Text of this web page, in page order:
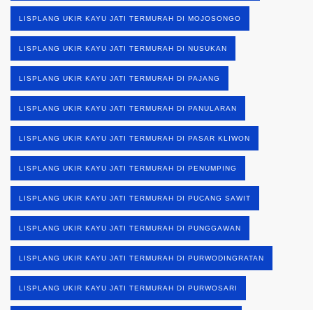
LISPLANG UKIR KAYU JATI TERMURAH DI MOJOSONGO
LISPLANG UKIR KAYU JATI TERMURAH DI NUSUKAN
LISPLANG UKIR KAYU JATI TERMURAH DI PAJANG
LISPLANG UKIR KAYU JATI TERMURAH DI PANULARAN
LISPLANG UKIR KAYU JATI TERMURAH DI PASAR KLIWON
LISPLANG UKIR KAYU JATI TERMURAH DI PENUMPING
LISPLANG UKIR KAYU JATI TERMURAH DI PUCANG SAWIT
LISPLANG UKIR KAYU JATI TERMURAH DI PUNGGAWAN
LISPLANG UKIR KAYU JATI TERMURAH DI PURWODINGRATAN
LISPLANG UKIR KAYU JATI TERMURAH DI PURWOSARI